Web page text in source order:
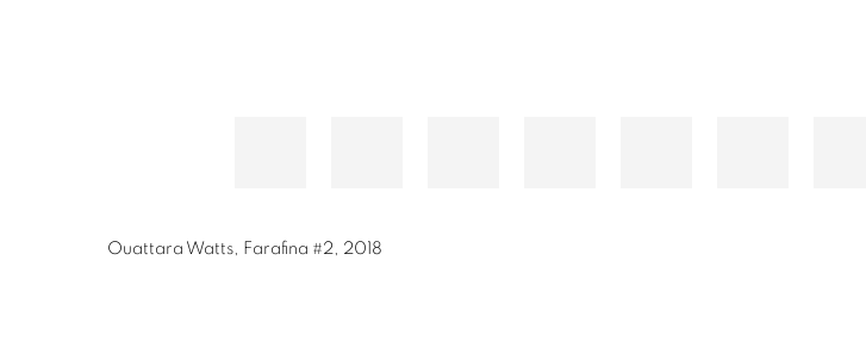
Ouattara Watts Farafina #2 2018